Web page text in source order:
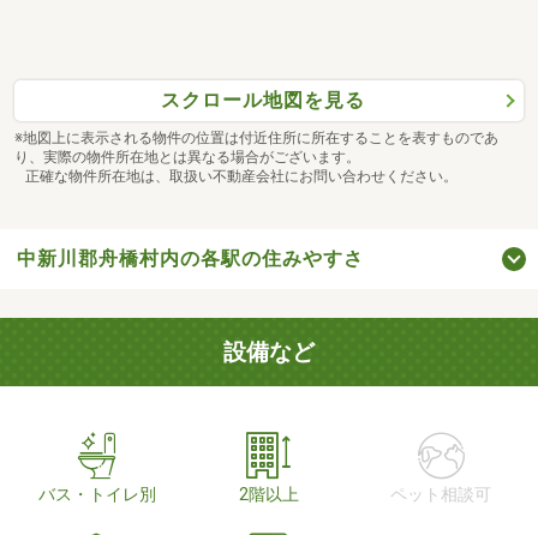
スクロール地図を見る
※地図上に表示される物件の位置は付近住所に所在することを表すものであ
り、実際の物件所在地とは異なる場合がございます。
正確な物件所在地は、取扱い不動産会社にお問い合わせください。
中新川郡舟橋村内の各駅の住みやすさ
設備など
バス・トイレ別 2階以上 ペット相談可